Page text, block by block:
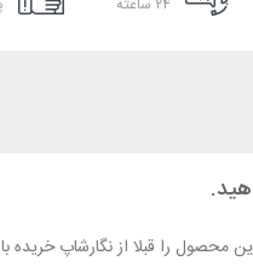
۲۴ ساعته
این محصول را قبلا از نگارشاپ